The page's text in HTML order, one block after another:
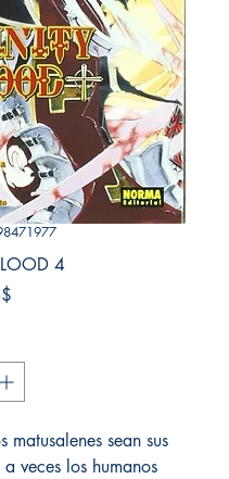
4
matusalenes sean sus
veces los humanos